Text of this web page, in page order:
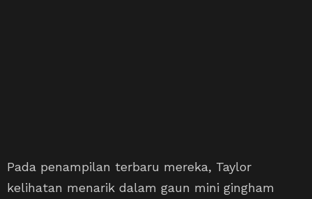
Pada penampilan terbaru mereka, Taylor
kelihatan menarik dalam gaun mini gingham